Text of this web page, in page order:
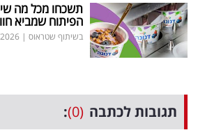
תשכחו מכל מה
הפיתוח שמביא
בשיתוף שטראוס |
תגובות לכתבה (0)
: